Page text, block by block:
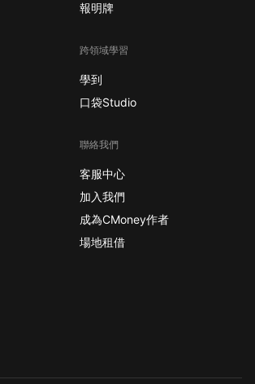
報明牌
跨領域學習
學到
口袋Studio
聯絡我們
客服中心
加入我們
成為CMoney作者
場地租借